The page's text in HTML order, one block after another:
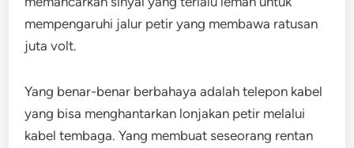
mempengaruhi jalur petir yang membawa ratusan
juta volt.
Yang benar-benar berbahaya adalah telepon kabel
yang bisa menghantarkan lonjakan petir melalui
kabel tembaga. Yang membuat seseorang rentan